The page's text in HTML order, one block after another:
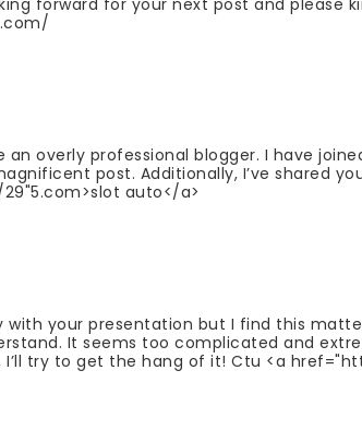
forward for your next post and please
an overly professional blogger. I have
post. Additionally, I’ve shared
auto</a>
with your presentation but I find this
It seems too complicated and
try to get the hang of it! Ctu <a